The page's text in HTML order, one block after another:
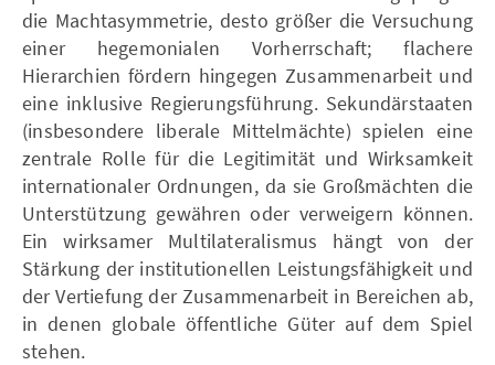
die Machtasymmetrie, desto größer die Versuchung
einer hegemonialen Vorherrschaft; flachere
Hierarchien fördern hingegen Zusammenarbeit und
eine inklusive Regierungsführung. Sekundärstaaten
(insbesondere liberale Mittelmächte) spielen eine
zentrale Rolle für die Legitimität und Wirksamkeit
internationaler Ordnungen, da sie Großmächten die
Unterstützung gewähren oder verweigern können.
Ein wirksamer Multilateralismus hängt von der
Stärkung der institutionellen Leistungsfähigkeit und
der Vertiefung der Zusammenarbeit in Bereichen ab,
in denen globale öffentliche Güter auf dem Spiel
stehen.